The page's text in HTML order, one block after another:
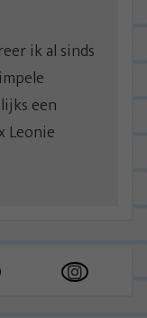
ik al sinds
een
Leonie